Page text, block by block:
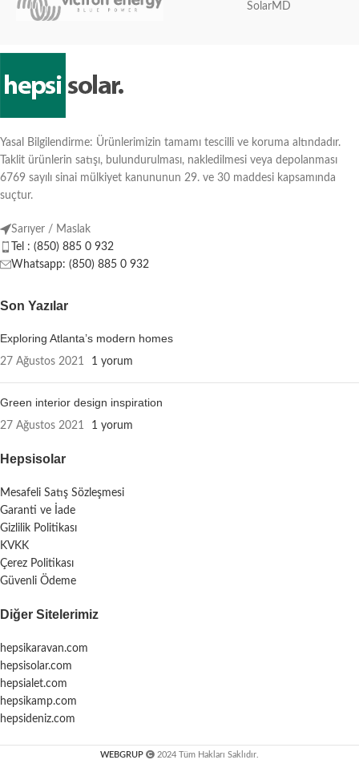
SolarMD
Yasal Bilgilendirme: Ürünlerimizin tamamı tescilli ve koruma altındadır.
Taklit ürünlerin satışı, bulundurulması, nakledilmesi veya depolanması
6769 sayılı sinai mülkiyet kanununun 29. ve 30 maddesi kapsamında
suçtur.
Sarıyer / Maslak
Tel : (850) 885 0 932
Whatsapp: (850) 885 0 932
Son Yazılar
Exploring Atlanta’s modern homes
27 Ağustos 2021 1 yorum
Green interior design inspiration
27 Ağustos 2021 1 yorum
Hepsisolar
Mesafeli Satış Sözleşmesi
Garanti ve İade
Gizlilik Politikası
KVKK
Çerez Politikası
Güvenli Ödeme
Diğer Sitelerimiz
hepsikaravan.com
hepsisolar.com
hepsialet.com
hepsikamp.com
hepsideniz.com
WEBGRUP 2024 Tüm Hakları Saklıdır.